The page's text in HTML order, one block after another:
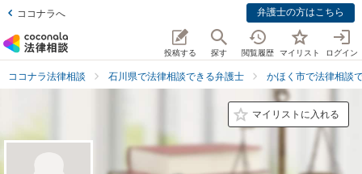
ココナラへ 弁護士の方はこちら
投稿する 探す 閲覧履歴 マイリスト ログイン
ココナラ法律相談 石川県で法律相談できる弁護士 かほく市で法律相談
マイリストに入れる